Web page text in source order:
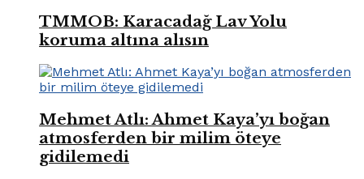
TMMOB: Karacadağ Lav Yolu
koruma altına alısın
Mehmet Atlı: Ahmet Kaya’yı boğan
atmosferden bir milim öteye
gidilemedi